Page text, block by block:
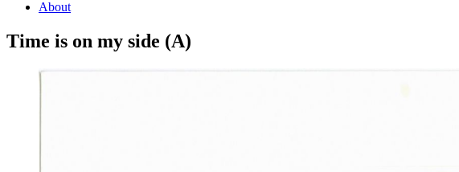
About
Time is on my side (A)